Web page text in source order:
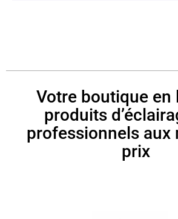
Votre boutique en
produits
professionnels aux
prix